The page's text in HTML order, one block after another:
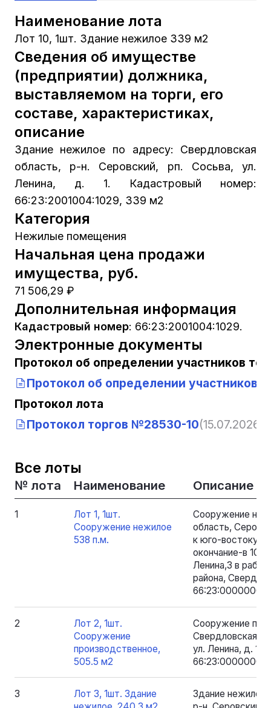
Наименование лота
Лот 10, 1шт. Здание нежилое 339 м2
Сведения об имуществе
(предприятии) должника,
выставляемом на торги, его
составе, характеристиках,
описание
Здание нежилое по адресу: Свердловская
область, р-н. Серовский, рп. Сосьва, ул.
Ленина, д. 1. Кадастровый номер:
66:23:2001004:1029, 339 м2
Категория
Нежилые помещения
Начальная цена продажи
имущества, руб.
71 506,29 ₽
Дополнительная информация
Кадастровый номер: 66:23:2001004:1029.
Электронные документы
Протокол об определении участников
Протокол об определении участников
Протокол лота
Протокол торгов №28530-10(15.07.2026,
Все лоты
№ лота Наименование Описание
1
Лот 1, 1шт.
Сооружение нежилое
538 п.м.
Сооружение
область,
к юго-востоку
окончание-в
Ленина,3 в
района,
2
Лот 2, 1шт.
Сооружение
производственное,
505.5 м2
Сооружение
Свердловская
ул. Ленина, д. 1.
3
Лот 3, 1шт. Здание
Здание нежилое